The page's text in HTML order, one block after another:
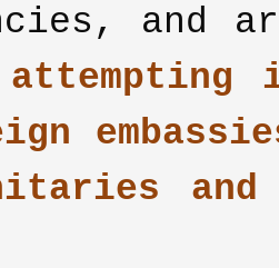
and
attempting